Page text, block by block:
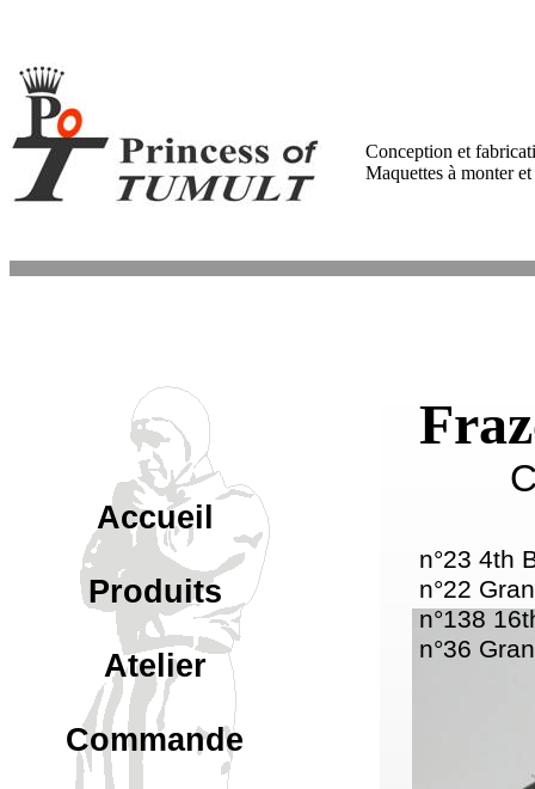
Conception et
Maquettes à monter
n°23 4th
n°22
n°138
n°36
Accueil
Produits
Atelier
Commande